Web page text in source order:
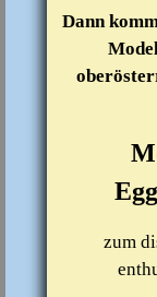
Dann
zum